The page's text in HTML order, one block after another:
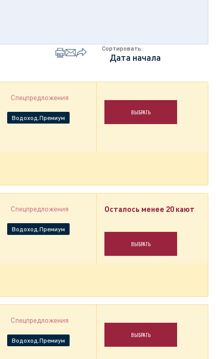
Сортировать:
Спецпредложения
Водоход.Премиум
ВЫБРАТЬ
Спецпредложения
Водоход.Премиум
Осталось менее 20 кают
ВЫБРАТЬ
Спецпредложения
Водоход.Премиум
ВЫБРАТЬ